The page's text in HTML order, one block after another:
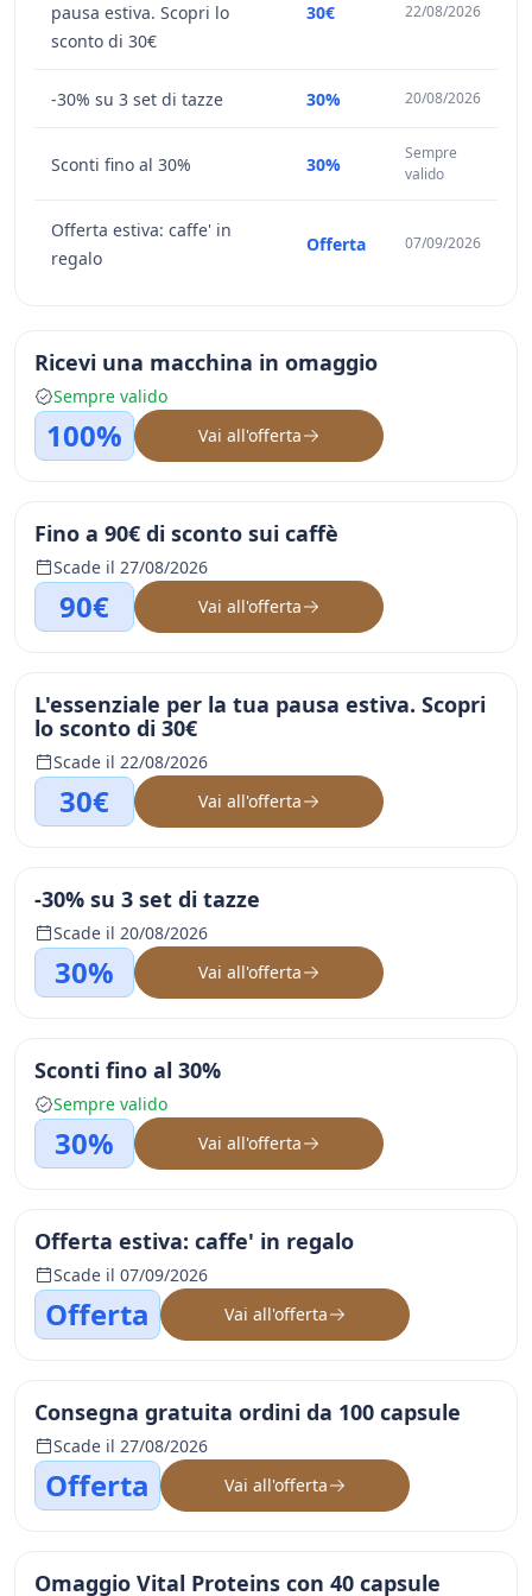
pausa estiva. Scopri lo
sconto di 30€
30€ 22/08/2026
-30% su 3 set di tazze 30% 20/08/2026
Sconti fino al 30% 30%
Sempre
valido
Offerta estiva: caffe' in
regalo
Offerta 07/09/2026
Ricevi una macchina in omaggio
Sempre valido
100% Vai all'offerta
Fino a 90€ di sconto sui caffè
Scade il 27/08/2026
90€ Vai all'offerta
L'essenziale per la tua pausa estiva. Scopri
lo sconto di 30€
Scade il 22/08/2026
30€ Vai all'offerta
-30% su 3 set di tazze
Scade il 20/08/2026
30% Vai all'offerta
Sconti fino al 30%
Sempre valido
30% Vai all'offerta
Offerta estiva: caffe' in regalo
Scade il 07/09/2026
Offerta Vai all'offerta
Consegna gratuita ordini da 100 capsule
Scade il 27/08/2026
Offerta Vai all'offerta
Omaggio Vital Proteins con 40 capsule